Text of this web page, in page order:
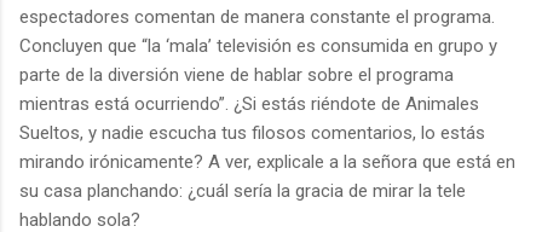
espectadores comentan de manera constante el programa.
Concluyen que “la ‘mala’ televisión es consumida en grupo y
parte de la diversión viene de hablar sobre el programa
mientras está ocurriendo”. ¿Si estás riéndote de Animales
Sueltos, y nadie escucha tus filosos comentarios, lo estás
mirando irónicamente? A ver, explicale a la señora que está en
su casa planchando: ¿cuál sería la gracia de mirar la tele
hablando sola?